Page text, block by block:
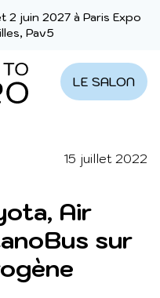
2 juin 2027 à Paris Expo
Pav5
LE SALON
15 juillet 2022
Air
sur